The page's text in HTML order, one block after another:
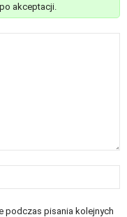
akceptacji.
podczas pisania kolejnych